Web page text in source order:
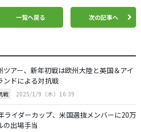
一覧へ戻る 次の記事へ
ツアー、新年初戦は欧州大陸と英国＆アイ
ンドによる対抗戦
戦 2025/1/9（木）16:39
ライダーカップ、米国選抜メンバーに20万
の出場手当